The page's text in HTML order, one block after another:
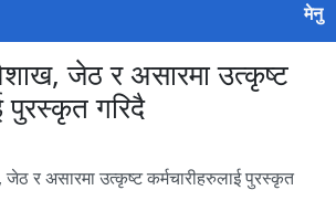
मेनु
जेठ र असारमा उत्कृष्ट
पुरस्कृत गरिदै
र असारमा उत्कृष्ट कर्मचारीहरुलाई पुरस्कृत